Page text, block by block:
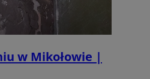
w Mikołowie |